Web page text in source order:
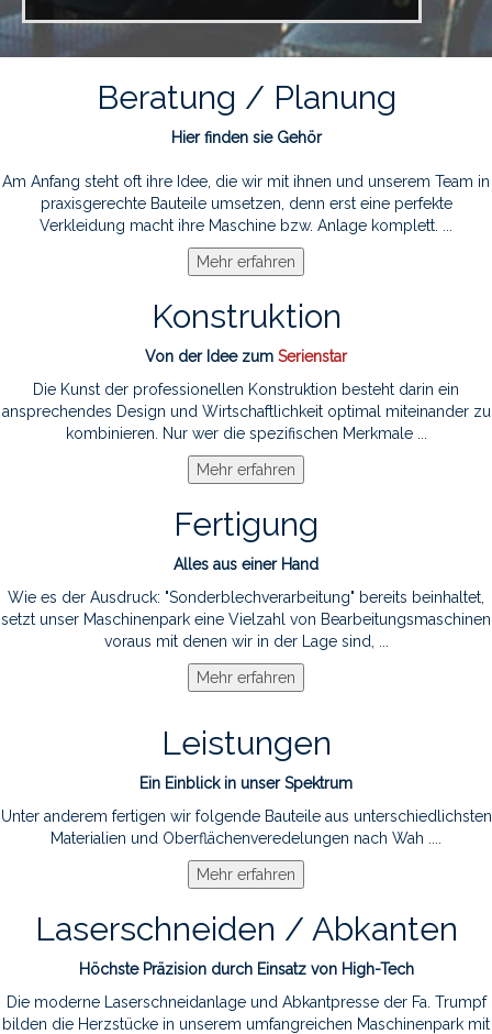
Beratung / Planung
Hier finden sie Gehör
Am Anfang steht oft ihre Idee, die wir mit ihnen und unserem Team in
praxisgerechte Bauteile umsetzen, denn erst eine perfekte
Verkleidung macht ihre Maschine bzw. Anlage komplett. ...
Konstruktion
Von der Idee zum Serienstar
Die Kunst der professionellen Konstruktion besteht darin ein
ansprechendes Design und Wirtschaftlichkeit optimal miteinander zu
kombinieren. Nur wer die spezifischen Merkmale ...
Fertigung
Alles aus einer Hand
Wie es der Ausdruck: "Sonderblechverarbeitung" bereits beinhaltet,
setzt unser Maschinenpark eine Vielzahl von Bearbeitungsmaschinen
voraus mit denen wir in der Lage sind, ...
Leistungen
Ein Einblick in unser Spektrum
Unter anderem fertigen wir folgende Bauteile aus unterschiedlichsten
Materialien und Oberflächenveredelungen nach Wah ....
Laserschneiden / Abkanten
Höchste Präzision durch Einsatz von High-Tech
Die moderne Laserschneidanlage und Abkantpresse der Fa. Trumpf
bilden die Herzstücke in unserem umfangreichen Maschinenpark mit